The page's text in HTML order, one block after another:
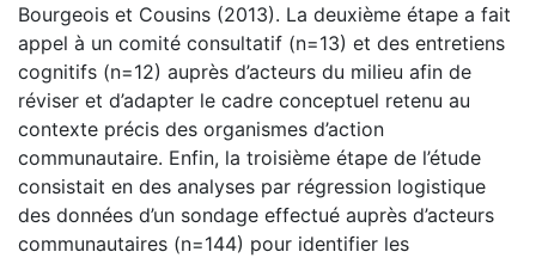
Bourgeois et Cousins (2013). La deuxième étape a fait
appel à un comité consultatif (n=13) et des entretiens
cognitifs (n=12) auprès d’acteurs du milieu afin de
réviser et d’adapter le cadre conceptuel retenu au
contexte précis des organismes d’action
communautaire. Enfin, la troisième étape de l’étude
consistait en des analyses par régression logistique
des données d’un sondage effectué auprès d’acteurs
communautaires (n=144) pour identifier les